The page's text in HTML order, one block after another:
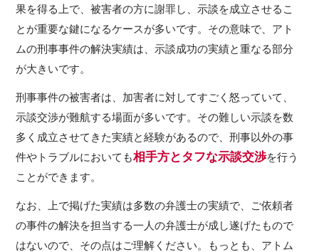
果を得る上で、被害者の方に謝罪し、示談を成立させるこ
とが重要な鍵になるケースが多いです。その意味で、アト
ムの刑事事件の解決実績は、示談成功の実績と重なる部分
が大きいです。
刑事事件の被害者は、加害者に対してすごく怒っていて、
示談交渉が難航する場面が多いです。その難しい示談を数
多く成立させてきた実績と経験があるので、刑事以外の事
件やトラブルにおいても相手方とタフな示談交渉を行う
ことができます。
なお、上で掲げた実績は多数の弁護士の実績で、ご依頼者
の事件の解決を担当する一人の弁護士が成し遂げたもので
はないので、その点はご理解ください。もっとも、アトム